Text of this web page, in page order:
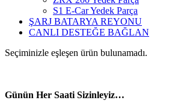
S1 E-Car Yedek Parça
ŞARJ BATARYA REYONU
CANLI DESTEĞE BAĞLAN
Seçiminizle eşleşen ürün bulunamadı.
Günün Her Saati Sizinleyiz…